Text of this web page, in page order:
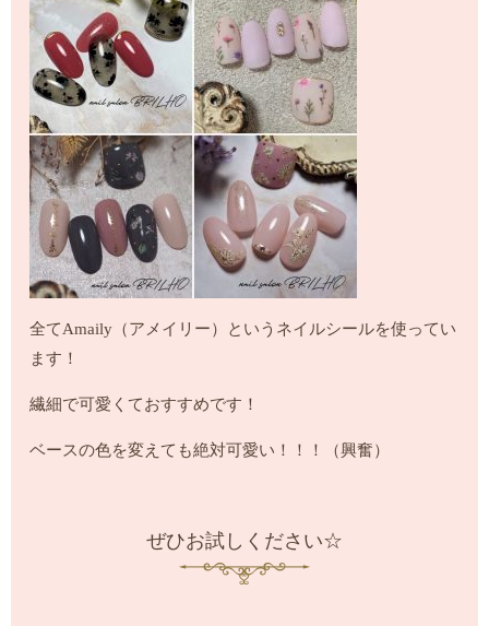
全てAmaily（アメイリー）というネイルシールを使ってい
ます！
繊細で可愛くておすすめです！
ベースの色を変えても絶対可愛い！！！（興奮）
ぜひお試しください☆